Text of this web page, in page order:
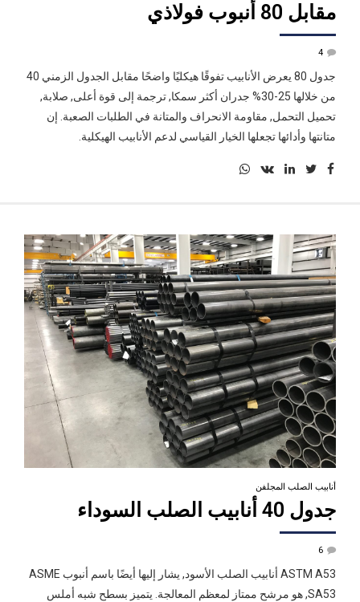
مقابل 80 أنبوب فولاذي
4
جدول 80 يعرض الأنابيب تفوقًا هيكليًا واضحًا مقابل الجدول الزمني 40
من خلالها 25-30% جدران أكثر سمكا, ترجمة إلى قوة أعلى, صلابة,
تحميل التحمل, مقاومة الانحراف والمتانة في الطلبات الصعبة. إن
متانتها وأدائها تجعلها الخيار القياسي لدعم الأنابيب الهيكلية.
أنابيب الصلب المجلفن
جدول 40 أنابيب الصلب السوداء
6
ASTM A53 أنابيب الصلب الأسود, يشار إليها أيضًا باسم أنبوب ASME
SA53, هو مرشح ممتاز لمعظم المعالجة. يتميز بسطح شبه أملس